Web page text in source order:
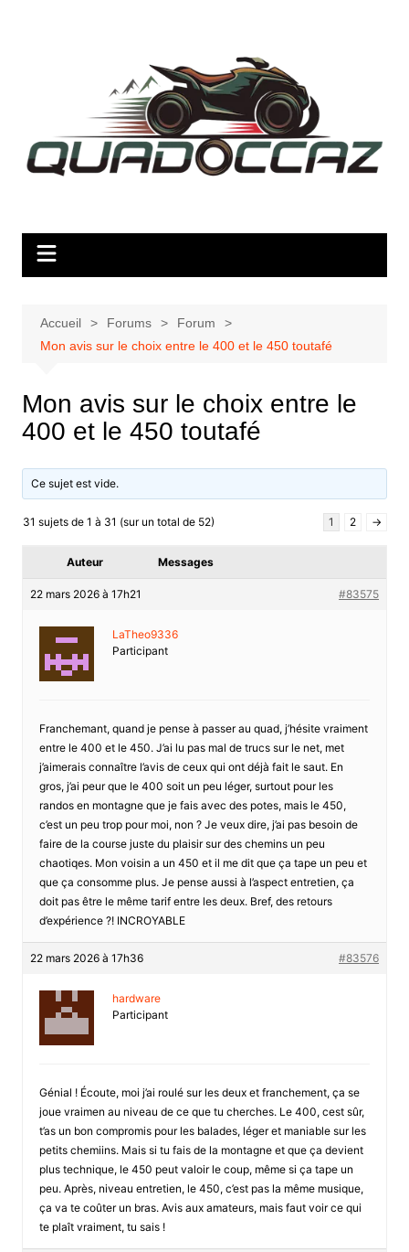
Accueil Forums
Forum
Mon avis sur le choix entre le 400 et le 450 toutafé
Mon avis sur le choix entre le
400 et le 450 toutafé
Ce sujet est vide.
31 sujets de 1 à 31 (sur un total de 52) 1 2 →
Auteur Messages
22 mars 2026 à 17h21 #83575
LaTheo9336
Participant
Franchemant, quand je pense à passer au quad, j’hésite vraiment
entre le 400 et le 450. J’ai lu pas mal de trucs sur le net, met
j’aimerais connaître l’avis de ceux qui ont déjà fait le saut. En
gros, j’ai peur que le 400 soit un peu léger, surtout pour les
randos en montagne que je fais avec des potes, mais le 450,
c’est un peu trop pour moi, non ? Je veux dire, j’ai pas besoin de
faire de la course juste du plaisir sur des chemins un peu
chaotiqes. Mon voisin a un 450 et il me dit que ça tape un peu et
que ça consomme plus. Je pense aussi à l’aspect entretien, ça
doit pas être le même tarif entre les deux. Bref, des retours
d’expérience ?! INCROYABLE
22 mars 2026 à 17h36 #83576
hardware
Participant
Génial ! Écoute, moi j’ai roulé sur les deux et franchement, ça se
joue vraimen au niveau de ce que tu cherches. Le 400, cest sûr,
t’as un bon compromis pour les balades, léger et maniable sur les
petits chemiins. Mais si tu fais de la montagne et que ça devient
plus technique, le 450 peut valoir le coup, même si ça tape un
peu. Après, niveau entretien, le 450, c’est pas la même musique,
ça va te coûter un bras. Avis aux amateurs, mais faut voir ce qui
te plaît vraiment, tu sais !